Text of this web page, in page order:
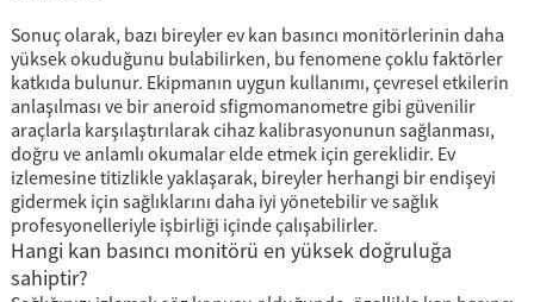
Sonuç olarak, bazı bireyler ev kan basıncı monitörlerinin daha
yüksek okuduğunu bulabilirken, bu fenomene çoklu faktörler
katkıda bulunur. Ekipmanın uygun kullanımı, çevresel etkilerin
anlaşılması ve bir aneroid sfigmomanometre gibi güvenilir
araçlarla karşılaştırılarak cihaz kalibrasyonunun sağlanması,
doğru ve anlamlı okumalar elde etmek için gereklidir. Ev
izlemesine titizlikle yaklaşarak, bireyler herhangi bir endişeyi
gidermek için sağlıklarını daha iyi yönetebilir ve sağlık
profesyonelleriyle işbirliği içinde çalışabilirler.
Hangi kan basıncı monitörü en yüksek doğruluğa
sahiptir?